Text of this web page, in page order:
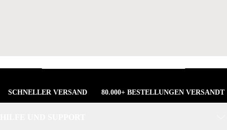
SCHNELLER VERSAND 80.000+ BESTELLUNGEN VERSANDT